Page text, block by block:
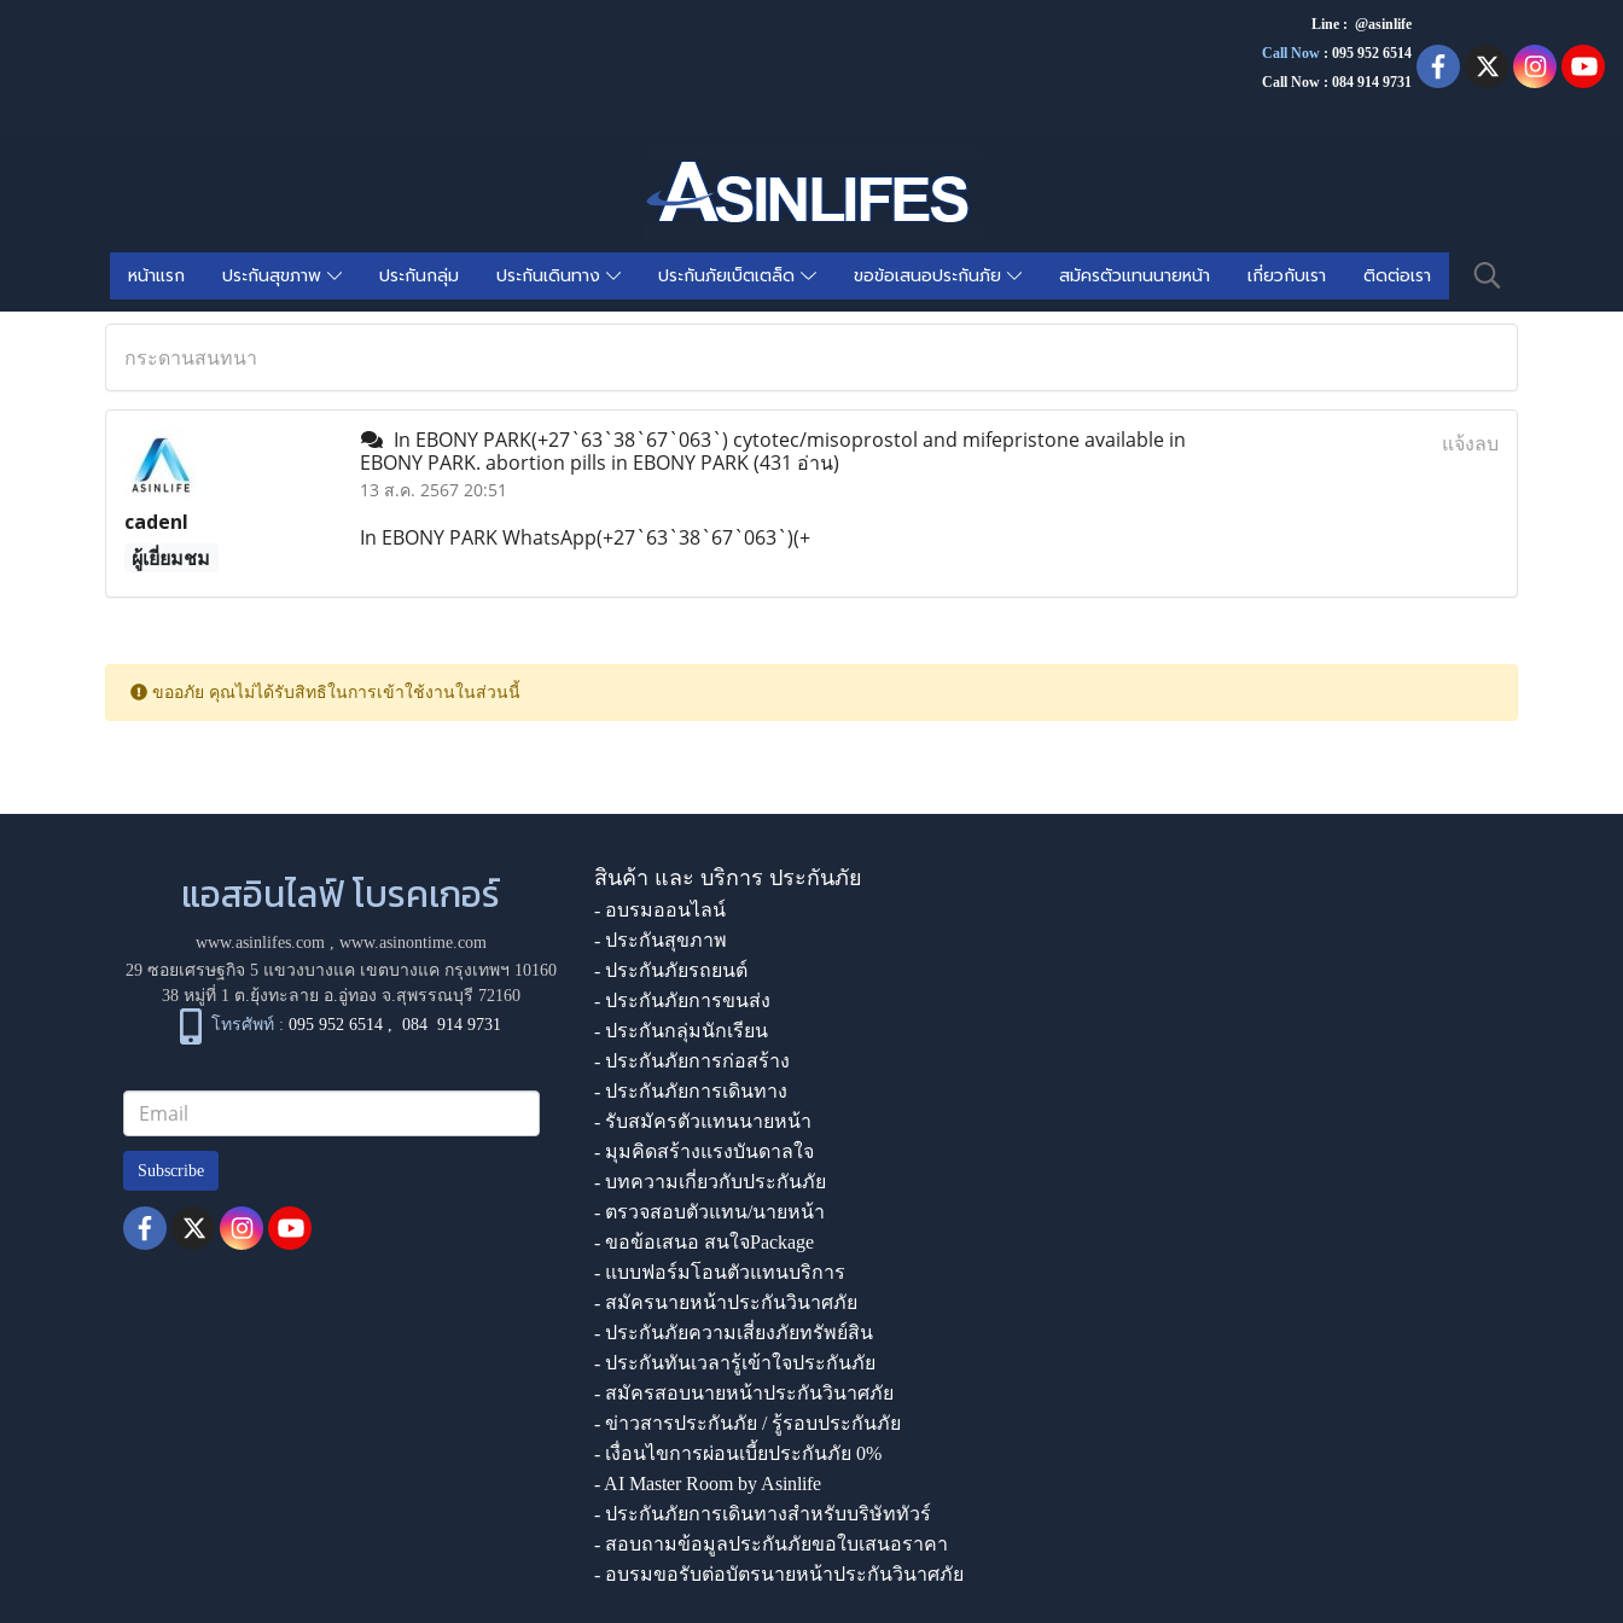
Line : @asinlife
Call Now : 095 952 6514
Call Now : 084 914 9731
หน้าแรก ประกันสุขภาพ ประกันกลุ่ม ประกันเดินทาง ประกันภัยเบ็ตเตล็ด ขอข้อเสนอประกันภัย สมัครตัวแทนนายหน้า เกี่ยวกับเรา ติดต่อเรา
กระดานสนทนา
cadenl
ผู้เยี่ยมชม
In EBONY PARK(+27`63`38`67`063`) cytotec/misoprostol and mifepristone available in
EBONY PARK. abortion pills in EBONY PARK(431 อ่าน)
13 ส.ค. 2567 20:51
แจ้งลบ
In EBONY PARK WhatsApp(+27`63`38`67`063`)(+
ขออภัย คุณไม่ได้รับสิทธิในการเข้าใช้งานในส่วนนี้
แอสอินไลฟ์ โบรคเกอร์
www.asinlifes.com, www.asinontime.com
29 ซอยเศรษฐกิจ 5 แขวงบางแค เขตบางแค กรุงเทพฯ 10160
38 หมู่ที่ 1 ต.ยุ้งทะลาย อ.อู่ทอง จ.สุพรรณบุรี 72160
โทรศัพท์ : 095 952 6514 ,084 914 9731
Subscribe
สินค้า และ บริการ ประกันภัย
- อบรมออนไลน์
- ประกันสุขภาพ
- ประกันภัยรถยนต์
- ประกันภัยการขนส่ง
- ประกันกลุ่มนักเรียน
- ประกันภัยการก่อสร้าง
- ประกันภัยการเดินทาง
- รับสมัครตัวแทนนายหน้า
- มุมคิดสร้างแรงบันดาลใจ
- บทความเกี่ยวกับประกันภัย
- ตรวจสอบตัวแทน/นายหน้า
- ขอข้อเสนอ สนใจPackage
- แบบฟอร์มโอนตัวแทนบริการ
- สมัครนายหน้าประกันวินาศภัย
- ประกันภัยความเสี่ยงภัยทรัพย์สิน
- ประกันทันเวลารู้เข้าใจประกันภัย
- สมัครสอบนายหน้าประกันวินาศภัย
- ข่าวสารประกันภัย / รู้รอบประกันภัย
- เงื่อนไขการผ่อนเบี้ยประกันภัย 0%
- AI Master Room by Asinlife
- ประกันภัยการเดินทางสำหรับบริษัททัวร์
- สอบถามข้อมูลประกันภัยขอใบเสนอราคา
- อบรมขอรับต่อบัตรนายหน้าประกันวินาศภัย